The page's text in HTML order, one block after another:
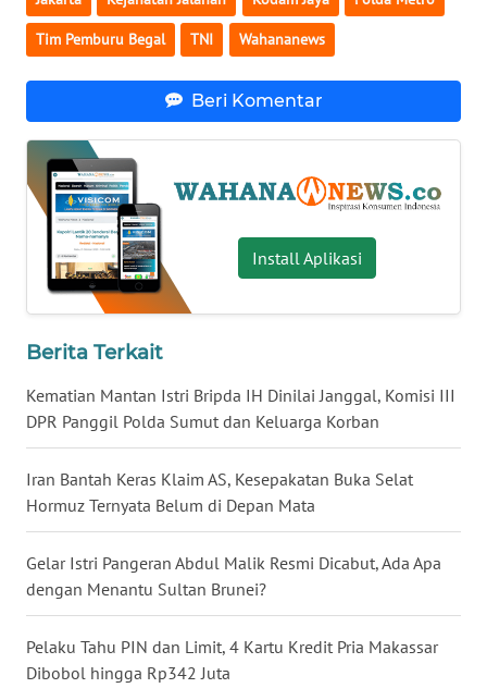
Tim Pemburu Begal TNI Wahananews
Beri Komentar
Install Aplikasi
Berita Terkait
Kematian Mantan Istri Bripda IH Dinilai Janggal, Komisi III
DPR Panggil Polda Sumut dan Keluarga Korban
Iran Bantah Keras Klaim AS, Kesepakatan Buka Selat
Hormuz Ternyata Belum di Depan Mata
Gelar Istri Pangeran Abdul Malik Resmi Dicabut, Ada Apa
dengan Menantu Sultan Brunei?
Pelaku Tahu PIN dan Limit, 4 Kartu Kredit Pria Makassar
Dibobol hingga Rp342 Juta
WN
BABEL
SUMBAR
WN
SUMSEL
WN
BENGKULU
WN
WN
WN
NUSANTARA
WN
JOGJA
WN